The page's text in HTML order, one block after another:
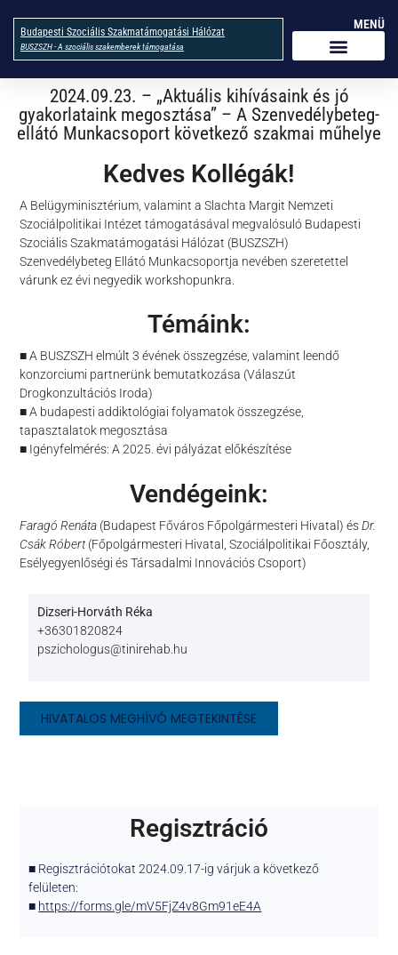
Budapesti Szociális Szakmatámogatási Hálózat
BUSZSZH - A szociális szakemberek támogatása
MENÜ
2024.09.23. – „Aktuális kihívásaink és jó
gyakorlataink megosztása” – A Szenvedélybeteg-
ellátó Munkacsoport következő szakmai műhelye
Kedves Kollégák!
A Belügyminisztérium, valamint a Slachta Margit Nemzeti
Szociálpolitikai Intézet támogatásával megvalósuló Budapesti
Szociális Szakmatámogatási Hálózat (BUSZSZH)
Szenvedélybeteg Ellátó Munkacsoportja nevében szeretettel
várunk ez évi negyedik workshopunkra.
Témáink:
■ A BUSZSZH elmúlt 3 évének összegzése, valamint leendő
konzorciumi partnerünk bemutatkozása (Válaszút
Drogkonzultációs Iroda)
■ A budapesti addiktológiai folyamatok összegzése,
tapasztalatok megosztása
■ Igényfelmérés: A 2025. évi pályázat előkészítése
Vendégeink:
Faragó Renáta (Budapest Főváros Főpolgármesteri Hivatal) ésDr.
Csák Róbert(Főpolgármesteri Hivatal, Szociálpolitikai Főosztály,
Esélyegyenlőségi és Társadalmi Innovációs Csoport)
Dizseri-Horváth Réka
+36301820824
pszichologus@tinirehab.hu
HIVATALOS MEGHÍVÓ MEGTEKINTÉSE
Regisztráció
■ Regisztrációtokat 2024.09.17-ig várjuk a következő
felületen:
■ https://forms.gle/mV5FjZ4v8Gm91eE4A